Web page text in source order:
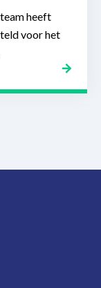
heeft
voor het